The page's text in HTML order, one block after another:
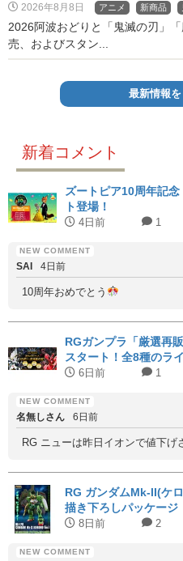
2026年8月8日 アニメ 新商品
2026阿波おどりと「鬼滅の刃」
売、およびスタン...
最新情報
新着コメント
ズートピア10周年記
ト登場！
4日前 1
SAI 4日前
10周年おめでとう
RGガンプラ「厳選再
スタート！全8種のラ
6日前 1
名無しさん 6日前
RG ニューは昨日イオンで値下げ
RG ガンダムMk-II(ケ
描き下ろしパッケージ
8日前 2